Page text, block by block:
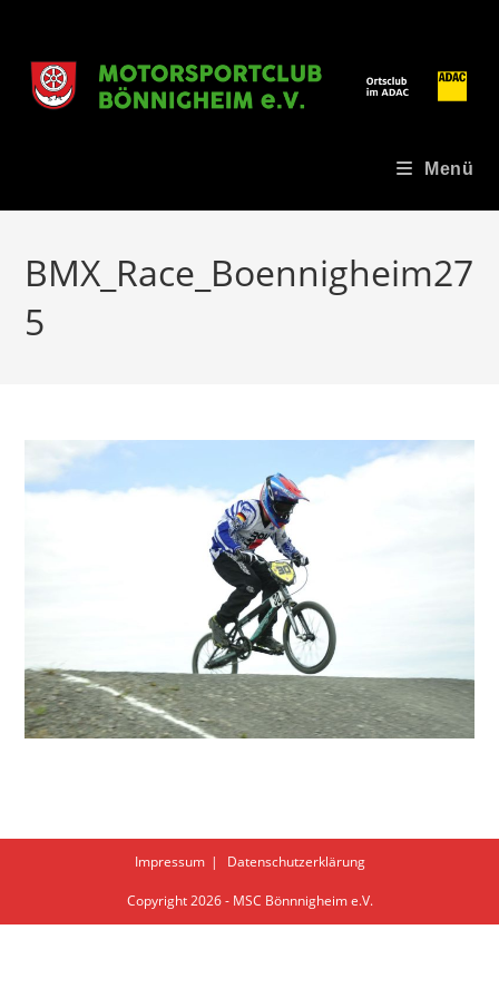
springen
Menü
BMX_Race_Boennigheim27
5
Impressum Datenschutzerklärung
Copyright 2026 - MSC Bönnnigheim e.V.